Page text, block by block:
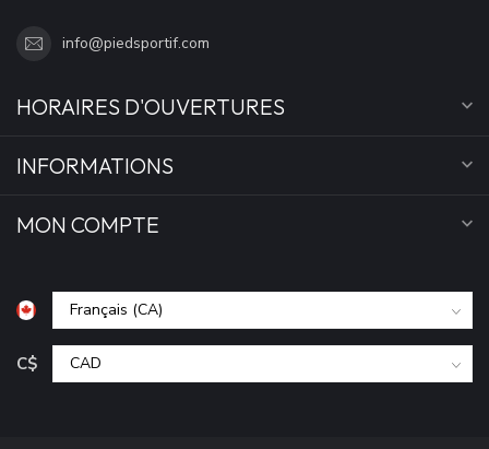
info@piedsportif.com
HORAIRES D'OUVERTURES
INFORMATIONS
MON COMPTE
C$